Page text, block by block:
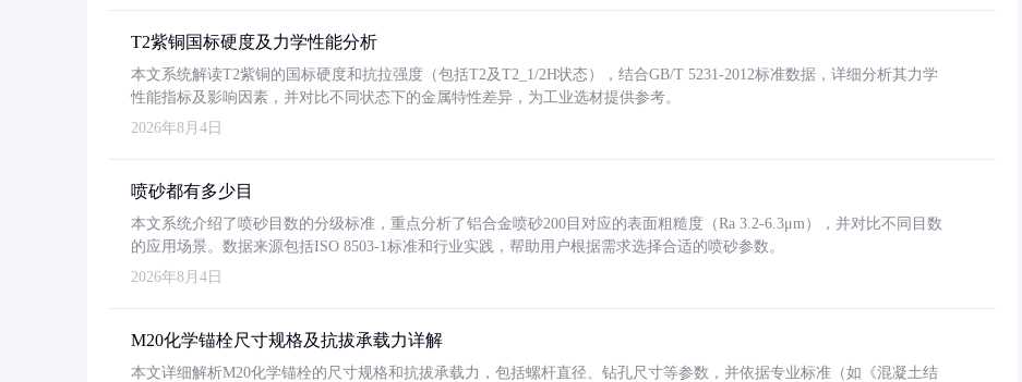
T2紫铜国标硬度及力学性能分析
本文系统解读T2紫铜的国标硬度和抗拉强度（包括T2及T2_1/2H状态），结合GB/T 5231-2012标准数据，详细分析其力学
性能指标及影响因素，并对比不同状态下的金属特性差异，为工业选材提供参考。
2026年8月4日
喷砂都有多少目
本文系统介绍了喷砂目数的分级标准，重点分析了铝合金喷砂200目对应的表面粗糙度（Ra 3.2-6.3μm），并对比不同目数
的应用场景。数据来源包括ISO 8503-1标准和行业实践，帮助用户根据需求选择合适的喷砂参数。
2026年8月4日
M20化学锚栓尺寸规格及抗拔承载力详解
本文详细解析M20化学锚栓的尺寸规格和抗拔承载力，包括螺杆直径、钻孔尺寸等参数，并依据专业标准（如《混凝土结